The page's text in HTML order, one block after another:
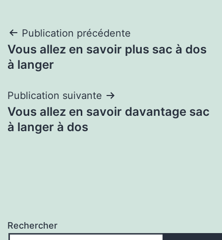
Navigation
de
Publication précédente
Vous allez en savoir plus sac à dos
à langer
Publication suivante
Vous allez en savoir davantage sac
à langer à dos
Rechercher